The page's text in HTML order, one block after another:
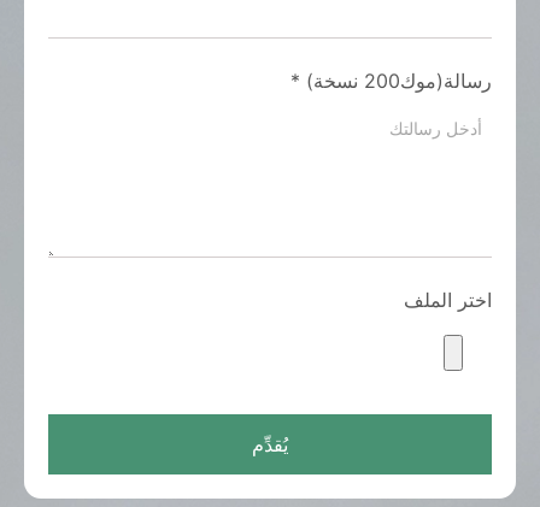
رسالة(موك200 نسخة) *
اختر الملف
يُقدِّم